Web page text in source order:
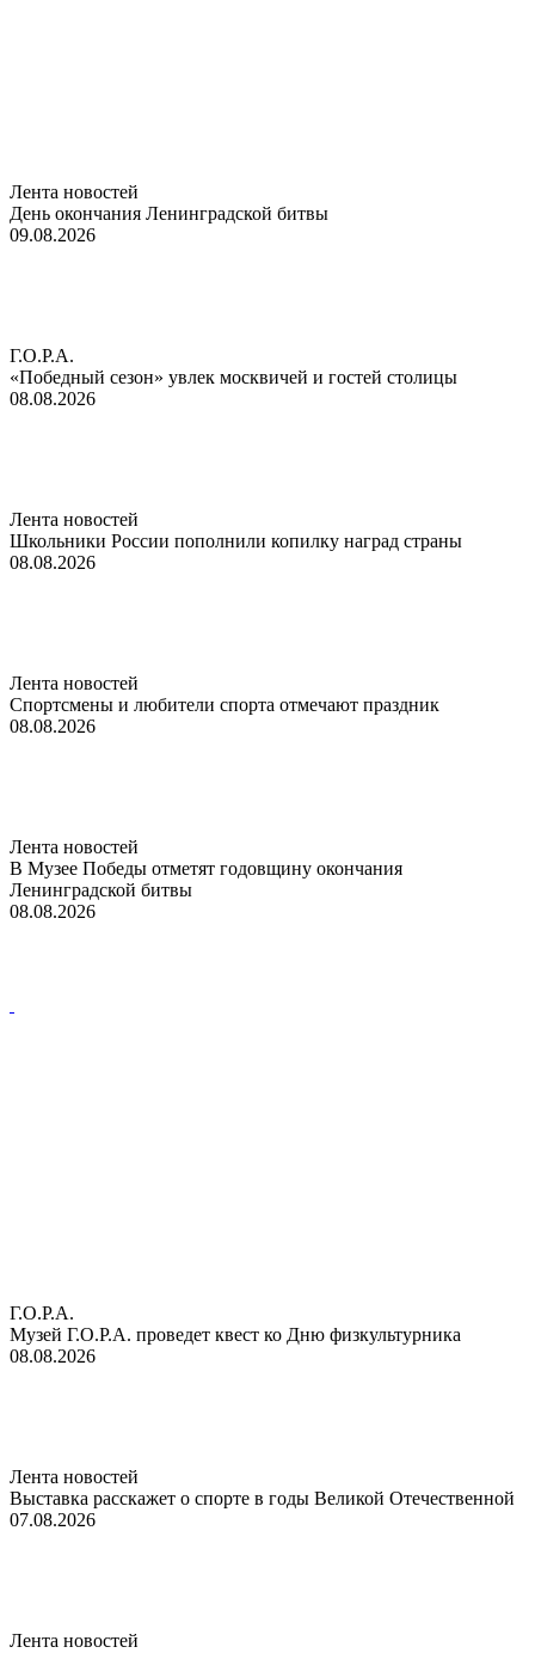
Лента новостей
День окончания Ленинградской битвы
09.08.2026
Г.О.Р.А.
«Победный сезон» увлек москвичей и гостей столицы
08.08.2026
Лента новостей
Школьники России пополнили копилку наград страны
08.08.2026
Лента новостей
Спортсмены и любители спорта отмечают праздник
08.08.2026
Лента новостей
В Музее Победы отметят годовщину окончания
Ленинградской битвы
08.08.2026
Г.О.Р.А.
Музей Г.О.Р.А. проведет квест ко Дню физкультурника
08.08.2026
Лента новостей
Выставка расскажет о спорте в годы Великой Отечественной
07.08.2026
Лента новостей